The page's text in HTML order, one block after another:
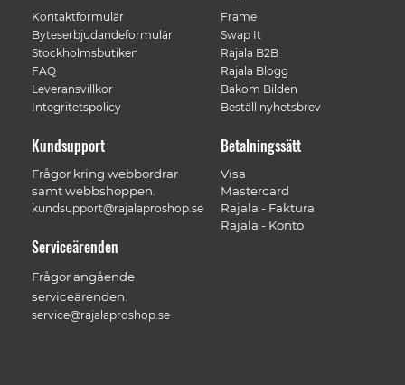
Kontaktformulär
Byteserbjudandeformulär
Stockholmsbutiken
FAQ
Leveransvillkor
Integritetspolicy
Frame
Swap It
Rajala B2B
Rajala Blogg
Bakom Bilden
Beställ nyhetsbrev
Betalningssätt
Visa
Mastercard
Rajala - Faktura
Rajala - Konto
Kundsupport
Frågor kring webbordrar
samt webbshoppen.
kundsupport@rajalaproshop.se
Serviceärenden
Frågor angående
serviceärenden.
service@rajalaproshop.se